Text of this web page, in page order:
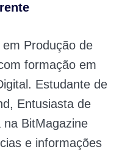
Produção de
formação em
Estudante de
Entusiasta de
na BitMagazine
e informações